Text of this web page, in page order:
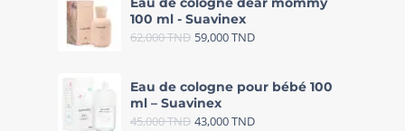
100 ml - Suavinex
62,000TND 59,000TND
Eau de cologne pour bébé 100
ml – Suavinex
45,000TND 43,000TND